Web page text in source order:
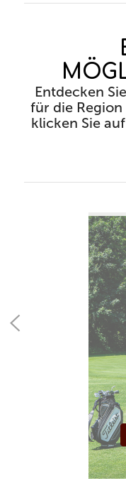
Entdecken
für die
klicken Sie